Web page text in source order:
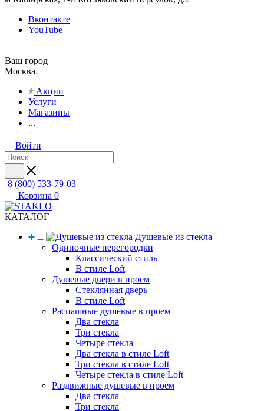
Вконтакте
YouTube
Ваш город
Москва
Акции
Услуги
Магазины
...
Войти
8 (800) 533-79-03
Корзина 0
КАТАЛОГ
Душевые из стекла
Одиночные перегородки
Классический стиль
В стиле Loft
Душевые двери в проем
Стеклянная дверь
В стиле Loft
Распашные душевые в проем
Два стекла
Три стекла
Четыре стекла
Два стекла в стиле Loft
Три стекла в стиле Loft
Четыре стекла в стиле Loft
Раздвижные душевые в проем
Два стекла
Три стекла